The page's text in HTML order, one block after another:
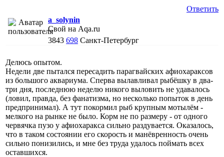
Ответить
a_solynin
Свой на Aqa.ru
3843 698 Санкт-Петербург
Делюсь опытом.
Недели две пытался пересадить парагвайских афиохараксов
из большого аквариума. Сперва вылавливал рыбёшку в два-
три дня, последнюю неделю никого выловить не удавалось
(ловил, правда, без фанатизма, но несколько попыток в день
предпринимал). А тут покормил рыб крупным мотылём -
мелкого на рынке не было. Корм не по размеру - от одного
червячка пузо у афиохаракса сильно раздувается. Оказалось,
что в таком состоянии его скорость и манёвренность очень
сильно понизились, и мне без труда удалось поймать всех
оставшихся.